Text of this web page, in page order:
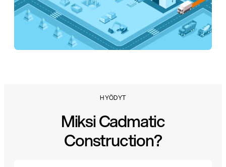
HYÖDYT
Miksi Cadmatic
Construction?